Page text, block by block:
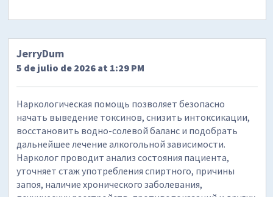
JerryDum
5 de julio de 2026 at 1:29 PM
Наркологическая помощь позволяет безопасно
начать выведение токсинов, снизить интоксикации,
восстановить водно-солевой баланс и подобрать
дальнейшее лечение алкогольной зависимости.
Нарколог проводит анализ состояния пациента,
уточняет стаж употребления спиртного, причины
запоя, наличие хронического заболевания,